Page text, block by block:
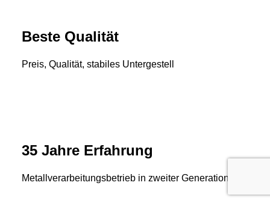
Beste Qualität
Preis, Qualität, stabiles Untergestell
35 Jahre Erfahrung
Metallverarbeitungsbetrieb in zweiter Generation